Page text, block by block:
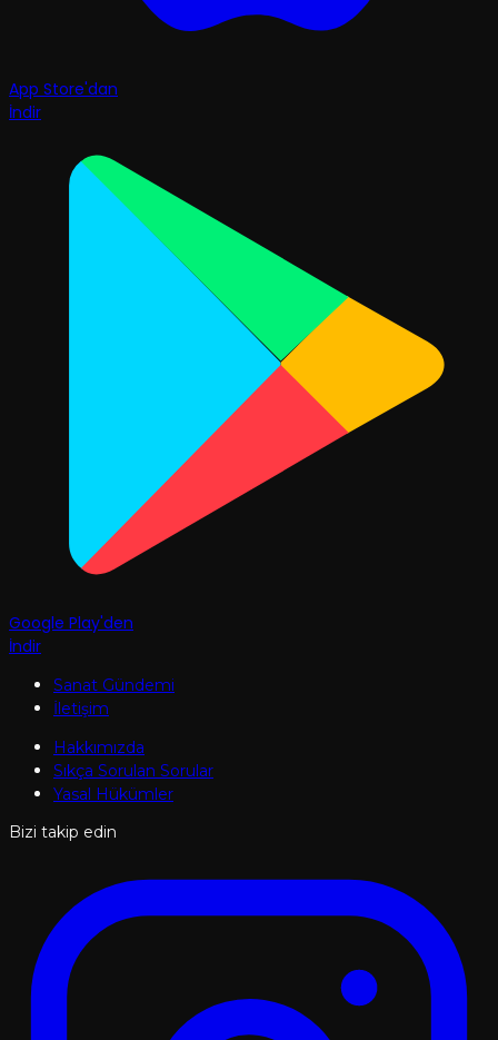
App Store'dan
İndir
Google Play'den
İndir
Sanat Gündemi
İletişim
Hakkımızda
Sıkça Sorulan Sorular
Yasal Hükümler
Bizi takip edin